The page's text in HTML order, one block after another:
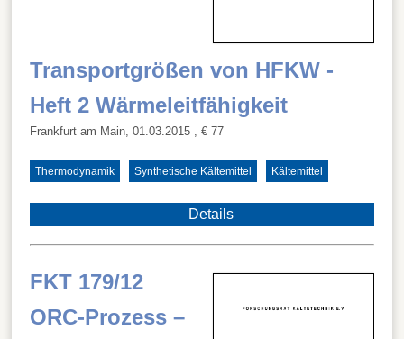
Transportgrößen von HFKW -
Heft 2 Wärmeleitfähigkeit
Frankfurt am Main, 01.03.2015 , € 77
Thermodynamik Synthetische Kältemittel Kältemittel
Details
FKT 179/12
ORC-Prozess –